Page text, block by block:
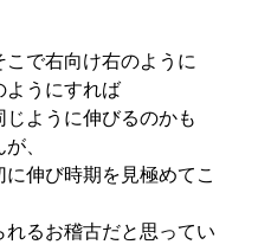
こで右向け右のように
ようにすれば
じように伸びるのかも
、
伸び時期を見極めてこ
れるお稽古だと思ってい